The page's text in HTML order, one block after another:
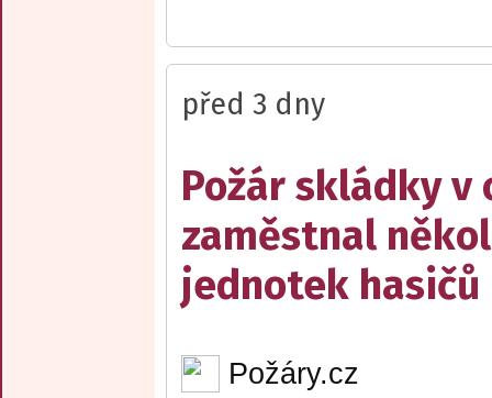
před 3 dny
Požár skládky v
zaměstnal
jednotek hasičů
Požáry.cz